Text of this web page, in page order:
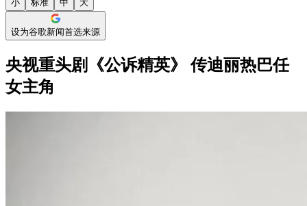
小 标准 中 大
设为谷歌新闻首选来源
央视重头剧《公诉精英》 传迪丽热巴任
女主角